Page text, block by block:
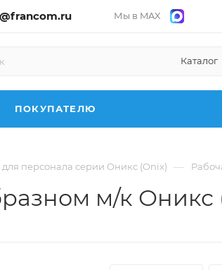
Мы в MAX
Каталог
ПОКУПАТЕЛЮ
персонала серии Оникс (Onix) —
м/к Оникс